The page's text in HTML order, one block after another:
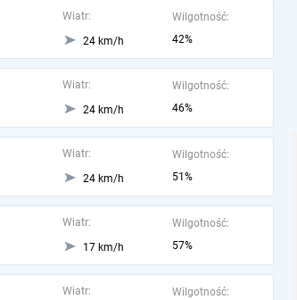
Wiatr:
24 km/h
Wilgotność:
42%
Wiatr:
24 km/h
Wilgotność:
46%
Wiatr:
24 km/h
Wilgotność:
51%
Wiatr:
17 km/h
Wilgotność:
57%
Wiatr:
Wilgotność: